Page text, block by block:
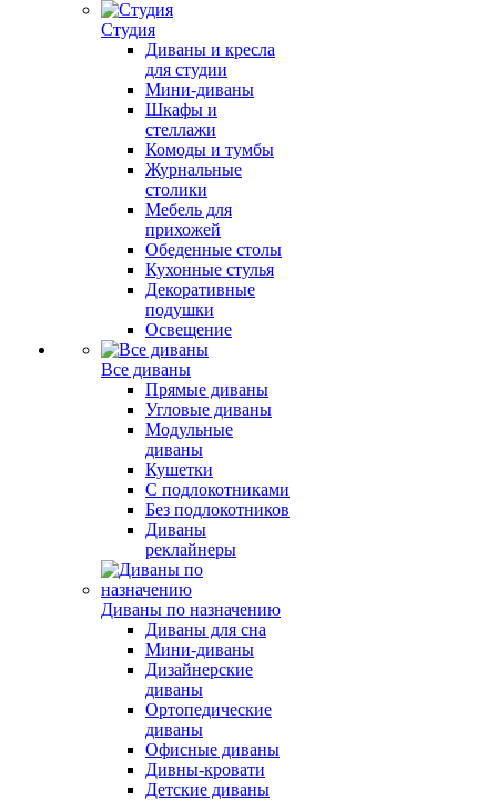
Студия
Диваны и кресла
для студии
Мини-диваны
Шкафы и
стеллажи
Комоды и тумбы
Журнальные
столики
Мебель для
прихожей
Обеденные столы
Кухонные стулья
Декоративные
подушки
Освещение
Все диваны
Прямые диваны
Угловые диваны
Модульные
диваны
Кушетки
С подлокотниками
Без подлокотников
Диваны
реклайнеры
Диваны по назначению
Диваны для сна
Мини-диваны
Дизайнерские
диваны
Ортопедические
диваны
Офисные диваны
Дивны-кровати
Детские диваны